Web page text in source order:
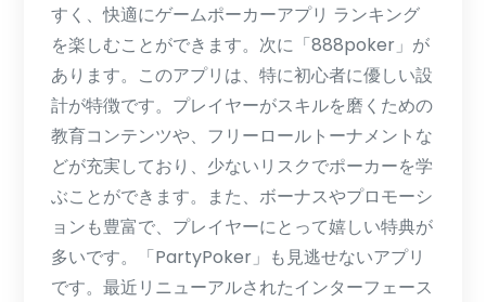
すく、快適にゲームポーカーアプリ ランキング
を楽しむことができます。次に「888poker」が
あります。このアプリは、特に初心者に優しい設
計が特徴です。プレイヤーがスキルを磨くための
教育コンテンツや、フリーロールトーナメントな
どが充実しており、少ないリスクでポーカーを学
ぶことができます。また、ボーナスやプロモーシ
ョンも豊富で、プレイヤーにとって嬉しい特典が
多いです。「PartyPoker」も見逃せないアプリ
です。最近リニューアルされたインターフェース